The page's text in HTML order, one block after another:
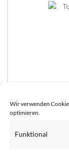
Wir verwenden
optimieren.
Funktional
Sankt
Hier haben Sie die